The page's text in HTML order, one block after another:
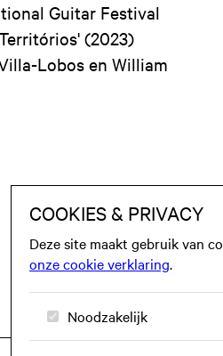
Guitar Festival
(2023)
Lobos en William